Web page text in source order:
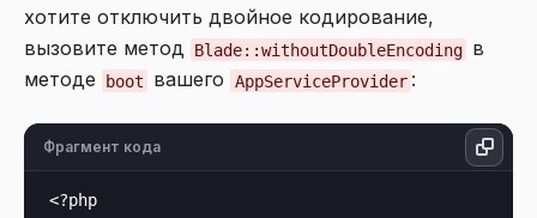
хотите отключить двойное кодирование,
вызовите метод Blade::withoutDoubleEncoding в
методе
boot вашего AppServiceProvider :
Фрагмент кода
<?php